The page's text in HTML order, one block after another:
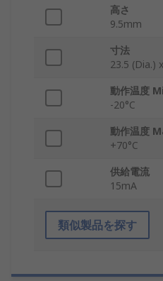
高さ
9.5mm
寸法
23.5 (Dia.)
動作温度
-20°C
動作温度
+70°C
供給電流
15mA
類似製品を探す